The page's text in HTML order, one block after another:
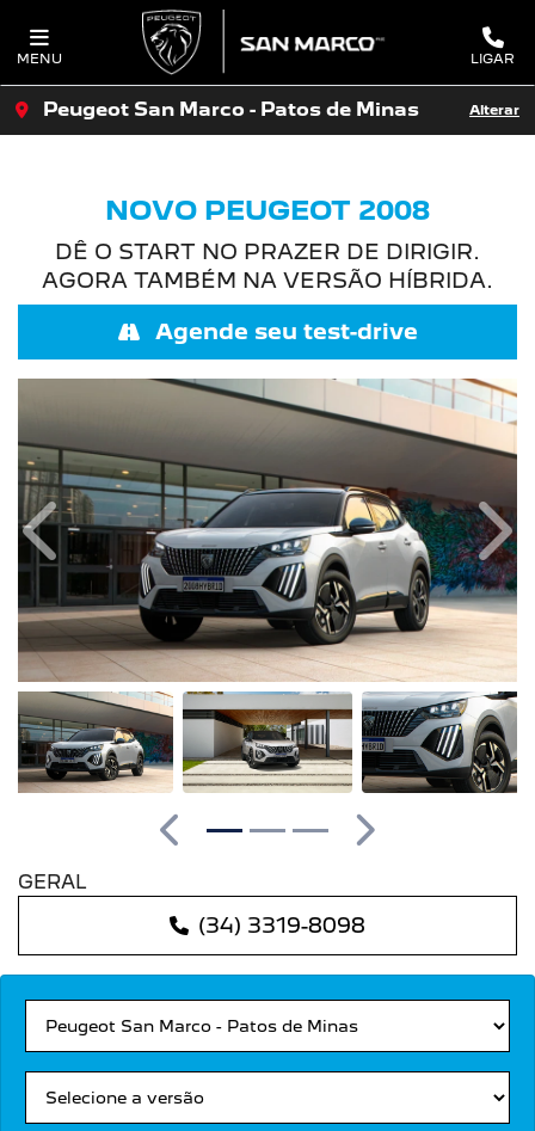
MENU LIGAR
Peugeot San Marco - Patos de Minas Alterar
NOVO PEUGEOT 2008
DÊ O START NO PRAZER DE DIRIGIR.
AGORA TAMBÉM NA VERSÃO HÍBRIDA.
Agende seu test-drive
Anterior
Anterior Próximo
GERAL
(34) 3319-8098